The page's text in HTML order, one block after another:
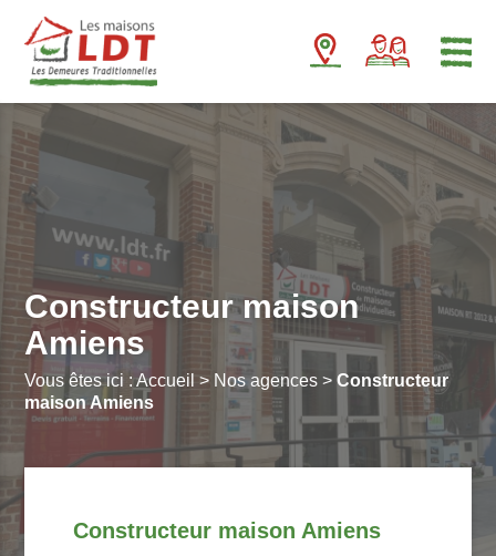
Constructeur maison
Amiens
Vous êtes ici :Accueil > Nos agences >Constructeur
maison Amiens
Constructeur maison Amiens